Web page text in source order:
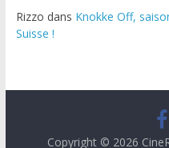
Rizzo dans Knokke Off,
Suisse !
Copyright © 2026